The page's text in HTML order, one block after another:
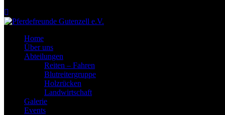
Home
Über uns
Abteilungen
Reiten – Fahren
Blutreitergruppe
Holzrücken
Landwirtschaft
Galerie
Events